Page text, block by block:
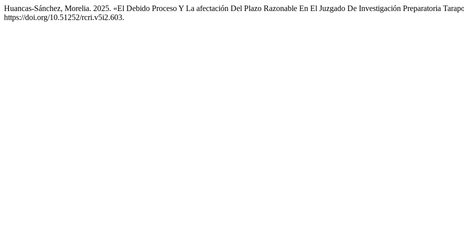
Huancas-Sánchez, Morelia. 2025. «El Debido Proceso Y La afectación Del Plazo Razonable En El Juzgado De Investigación Preparatoria
https://doi.org/10.51252/rcri.v5i2.603.